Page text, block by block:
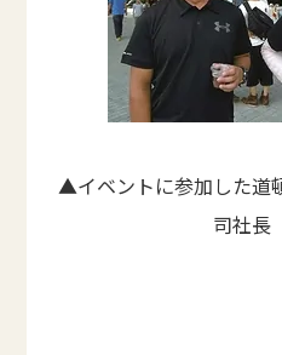
▲イベントに参加した道
司社長